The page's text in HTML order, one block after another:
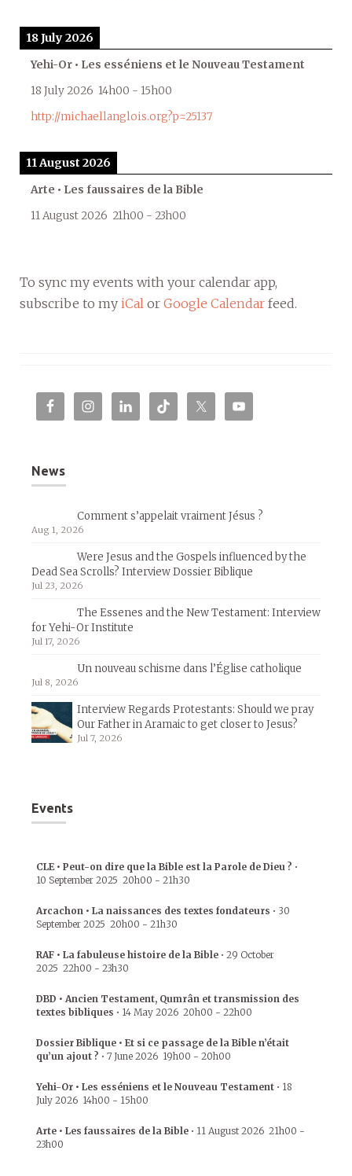
18 July 2026
Yehi-Or • Les esséniens et le Nouveau Testament
18 July 2026 14h00 - 15h00
http://michaellanglois.org?p=25137
11 August 2026
Arte • Les faussaires de la Bible
11 August 2026 21h00 - 23h00
To sync my events with your calendar app,
subscribe to my iCal or Google Calendar feed.
News
Comment s’appelait vraiment Jésus ?
Aug 1, 2026
Were Jesus and the Gospels influenced by the
Dead Sea Scrolls? Interview Dossier Biblique
Jul 23, 2026
The Essenes and the New Testament: Interview
for Yehi-Or Institute
Jul 17, 2026
Un nouveau schisme dans l’Église catholique
Jul 8, 2026
Interview Regards Protestants: Should we pray
Our Father in Aramaic to get closer to Jesus?
Jul 7, 2026
Events
CLE • Peut-on dire que la Bible est la Parole de Dieu ? •
10 September 2025 20h00 - 21h30
Arcachon • La naissances des textes fondateurs • 30
September 2025 20h00 - 21h30
RAF • La fabuleuse histoire de la Bible • 29 October
2025 22h00 - 23h30
DBD • Ancien Testament, Qumrân et transmission des
textes bibliques • 14 May 2026 20h00 - 22h00
Dossier Biblique • Et si ce passage de la Bible n’était
qu’un ajout ? • 7 June 2026 19h00 - 20h00
Yehi-Or • Les esséniens et le Nouveau Testament • 18
July 2026 14h00 - 15h00
Arte • Les faussaires de la Bible • 11 August 2026 21h00 -
23h00